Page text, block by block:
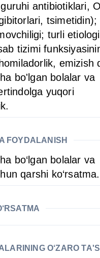
antibiotiklari,
tsimetidin);
turli
tizimi
emizish
bo'lgan bolalar va
yuqori
FOYDALANISH
bo‘lgan bolalar va
qarshi ko‘rsatma.
O‘ZARO